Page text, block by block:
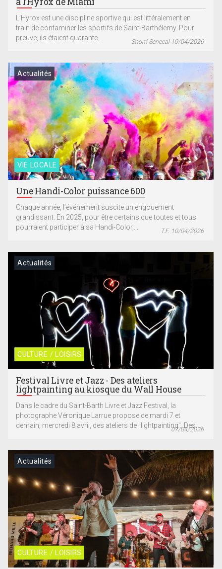
L’Hyrox est une discipline sportive qui est littéralement en
train de contaminer les sportifs de Saint-Barthélemy. Pour
preuve, ils étaient quarante...
Snorri Senecal 10/04/2026
VIE LOCALE
Actualités
Une Handi-Color puissance 600
Chaque année, l’événement suscite un engouement
grandissant. En 2025, pour être certains que toutes et tous
pourraient participer à sa Handi-Color,...
T.F. 10/04/2026
CULTURE / LOISIRS
Actualités
Festival Livre et Jazz - Des ateliers
lightpainting au kiosque du Wall House
Dans le cadre du Saint-Barth Livre et Jazz Festival, la
photographe Véronique Larrue propose ce mardi 7 et
demain, mercredi 8 avril, des ateliers de "lightpainting". Des...
07/04/2026
CULTURE / LOISIRS
Actualités